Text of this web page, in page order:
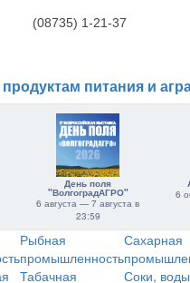
(08735) 1-21-37
питания и
День поля
"ВолгоградАГРО"
6 августа — 7 августа в
23:59
6
Рыбная
промышленность
Сахарная
Табачная
Соки,